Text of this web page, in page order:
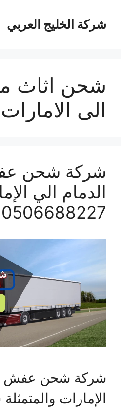
المحتوىشركة الخليج العربي
شحن اثاث
الى الامارات
شركة شحن
الدمام الي
0506688227
شركة شحن عفش
الإمارات